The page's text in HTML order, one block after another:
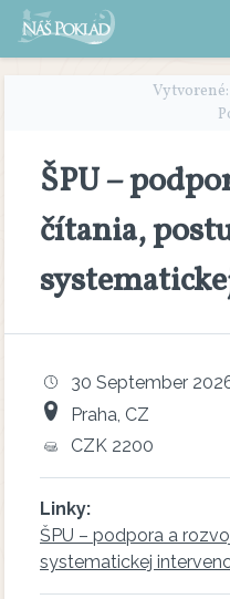
ŠPU –
čítania,
30 September
Praha, CZ
CZK 2200
Linky:
ŠPU – podpora a
systematickej